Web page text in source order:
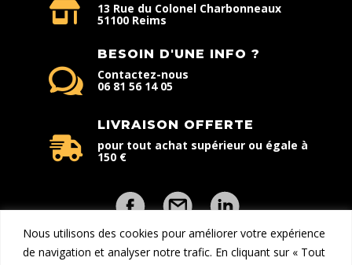
Nous utilisons des cookies pour améliorer votre expérience
de navigation et analyser notre trafic. En cliquant sur « Tout
13 Rue du Colonel Charbonneaux
51100 Reims
BESOIN D'UNE INFO ?
Contactez-nous
06 81 56 14 05
LIVRAISON OFFERTE
pour tout achat supérieur ou égale à
150 €